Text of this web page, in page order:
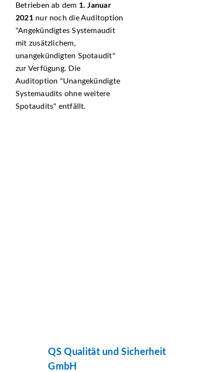
Betrieben ab dem 1. Januar
2021nur noch die Auditoption
Angekündigtes Systemaudit
mit zusätzlichem,
unangekündigten Spotaudit
zur Verfügung. Die
Auditoption
Unangekündigte
Systemaudits ohne weitere
Spotaudits
entfällt.
QS Qualität und Sicherheit
GmbH